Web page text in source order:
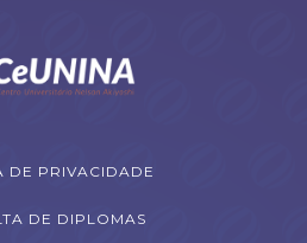
DE PRIVACIDADE
DE DIPLOMAS